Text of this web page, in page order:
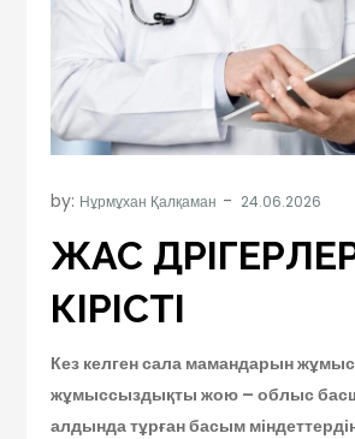
by: Нұрмұхан Қалқаман
ЖАС
КІРІСТІ
Кез келген сала мамандарын
жұмыссыздықты жою – облыс
алдында тұрған басым